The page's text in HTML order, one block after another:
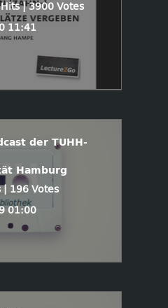
| 3900 Votes
11:41
der TUHH-
Hamburg
196 Votes
01:00